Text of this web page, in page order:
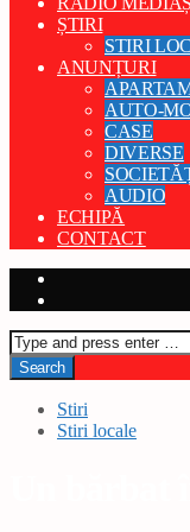
ȘTIRI
STIRI
ANUNȚURI
AUTO-
CASE
DIVERSE
AUDIO
ECHIPĂ
CONTACT
Stiri
Stiri locale